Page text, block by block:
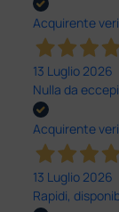
Acquirente
13 Luglio 2026
Nulla da
Acquirente
13 Luglio 2026
Rapidi,